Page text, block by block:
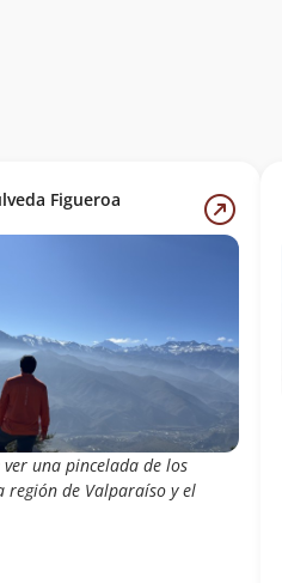
Figueroa
una pincelada de los
región de Valparaíso y el